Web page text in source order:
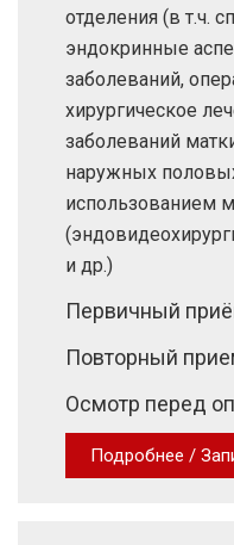
отделения (в т.ч.
эндокринные
заболеваний,
хирургическое
заболеваний
наружных
использованием
и др.)
Первичный
Повторный
Осмотр перед
Подробнее /